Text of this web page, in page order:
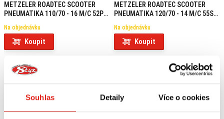
Souhlas Detaily Více o cookies
METZELER ROADTEC SCOOTER
PNEUMATIKA 110/70 - 16 M/C 52P
Na objednávku
Koupit
METZELER ROADTEC SCOOTER
PNEUMATIKA 120/70 - 14 M/C 55S
Na objednávku
Koupit